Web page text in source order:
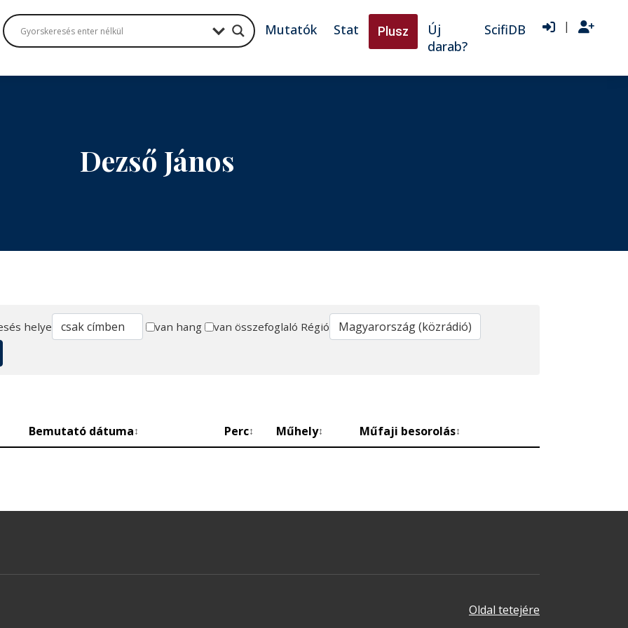
Mutatók Stat Plusz
Új
darab?
ScifiDB |
Dezső János
helye van hang van összefoglaló Régió
Bemutató dátuma↕ Perc↕ Műhely↕ Műfaji besorolás↕
Oldal tetejére